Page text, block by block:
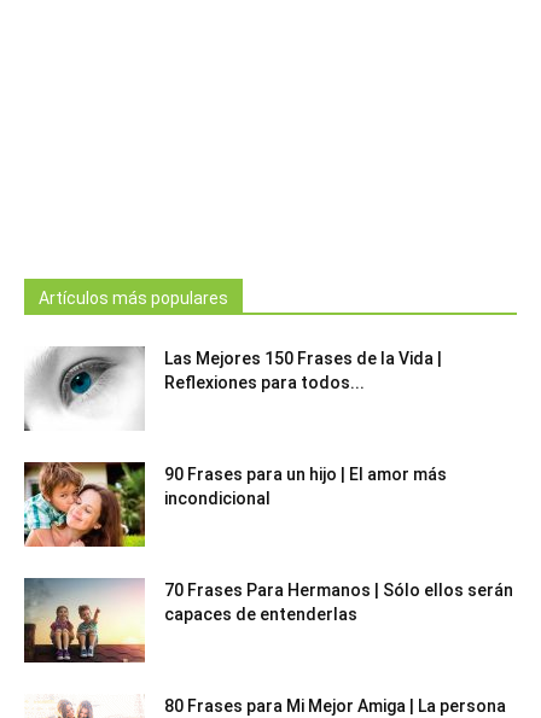
Artículos más populares
Las Mejores 150 Frases de la Vida |
Reflexiones para todos...
90 Frases para un hijo | El amor más
incondicional
70 Frases Para Hermanos | Sólo ellos serán
capaces de entenderlas
80 Frases para Mi Mejor Amiga | La persona